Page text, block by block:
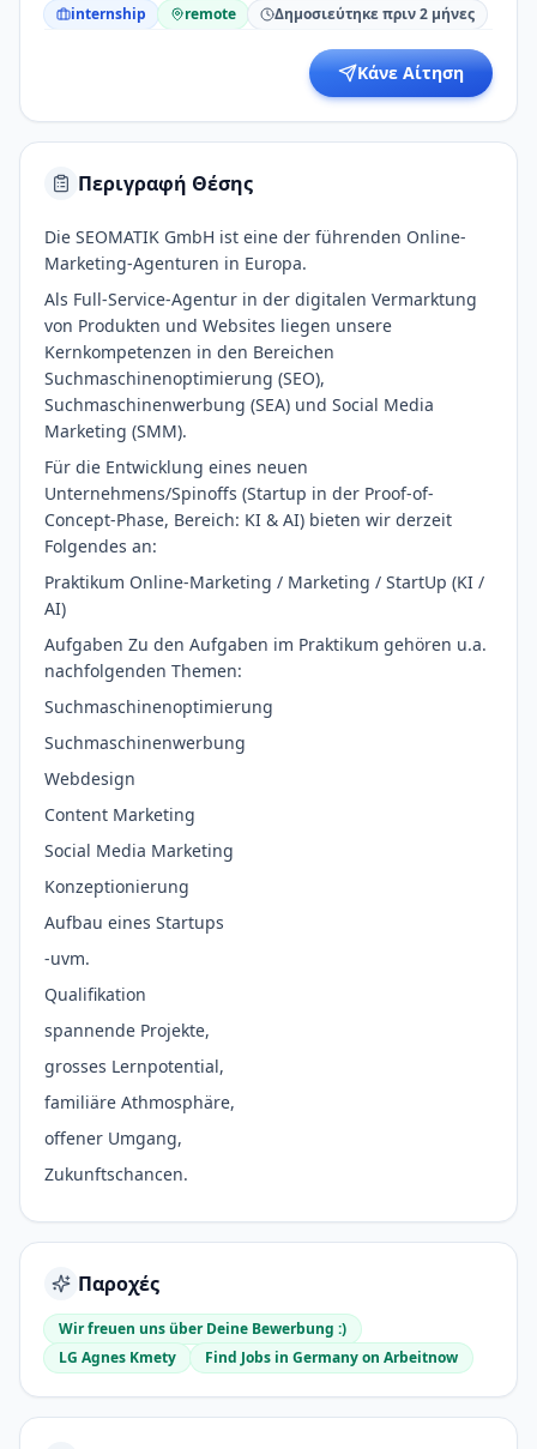
internship remote Δημοσιεύτηκε πριν 2 μήνες
Κάνε Αίτηση
Περιγραφή Θέσης
Die SEOMATIK GmbH ist eine der führenden Online-
Marketing-Agenturen in Europa.
Als Full-Service-Agentur in der digitalen Vermarktung
von Produkten und Websites liegen unsere
Kernkompetenzen in den Bereichen
Suchmaschinenoptimierung (SEO),
Suchmaschinenwerbung (SEA) und Social Media
Marketing (SMM).
Für die Entwicklung eines neuen
Unternehmens/Spinoffs (Startup in der Proof-of-
Concept-Phase, Bereich: KI & AI) bieten wir derzeit
Folgendes an:
Praktikum Online-Marketing / Marketing / StartUp (KI /
AI)
Aufgaben Zu den Aufgaben im Praktikum gehören u.a.
nachfolgenden Themen:
Suchmaschinenoptimierung
Suchmaschinenwerbung
Webdesign
Content Marketing
Social Media Marketing
Konzeptionierung
Aufbau eines Startups
-uvm.
Qualifikation
spannende Projekte,
grosses Lernpotential,
familiäre Athmosphäre,
offener Umgang,
Zukunftschancen.
Παροχές
Wir freuen uns über Deine Bewerbung :)
LG Agnes Kmety
Find Jobs in Germany on Arbeitnow